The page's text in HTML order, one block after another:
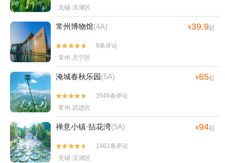
无锡·滨湖区
常州博物馆(4A) ¥39.9起


9条评论
常州·天宁区
淹城春秋乐园(5A) ¥65起


3549条评论
常州·武进区
禅意小镇·拈花湾(5A) ¥94起


1982条评论
无锡·滨湖区